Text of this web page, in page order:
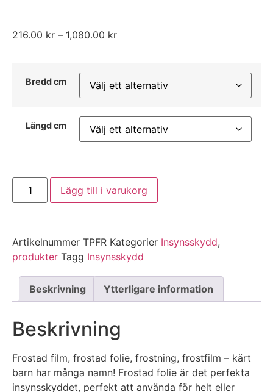
216.00 kr – 1,080.00 kr
Bredd cm
Längd cm
Lägg till i varukorg
Artikelnummer TPFR Kategorier Insynsskydd,
produkter Tagg Insynsskydd
Beskrivning Ytterligare information
Beskrivning
Frostad film, frostad folie, frostning, frostfilm – kärt
barn har många namn! Frostad folie är det perfekta
insynsskyddet, perfekt att använda för helt eller